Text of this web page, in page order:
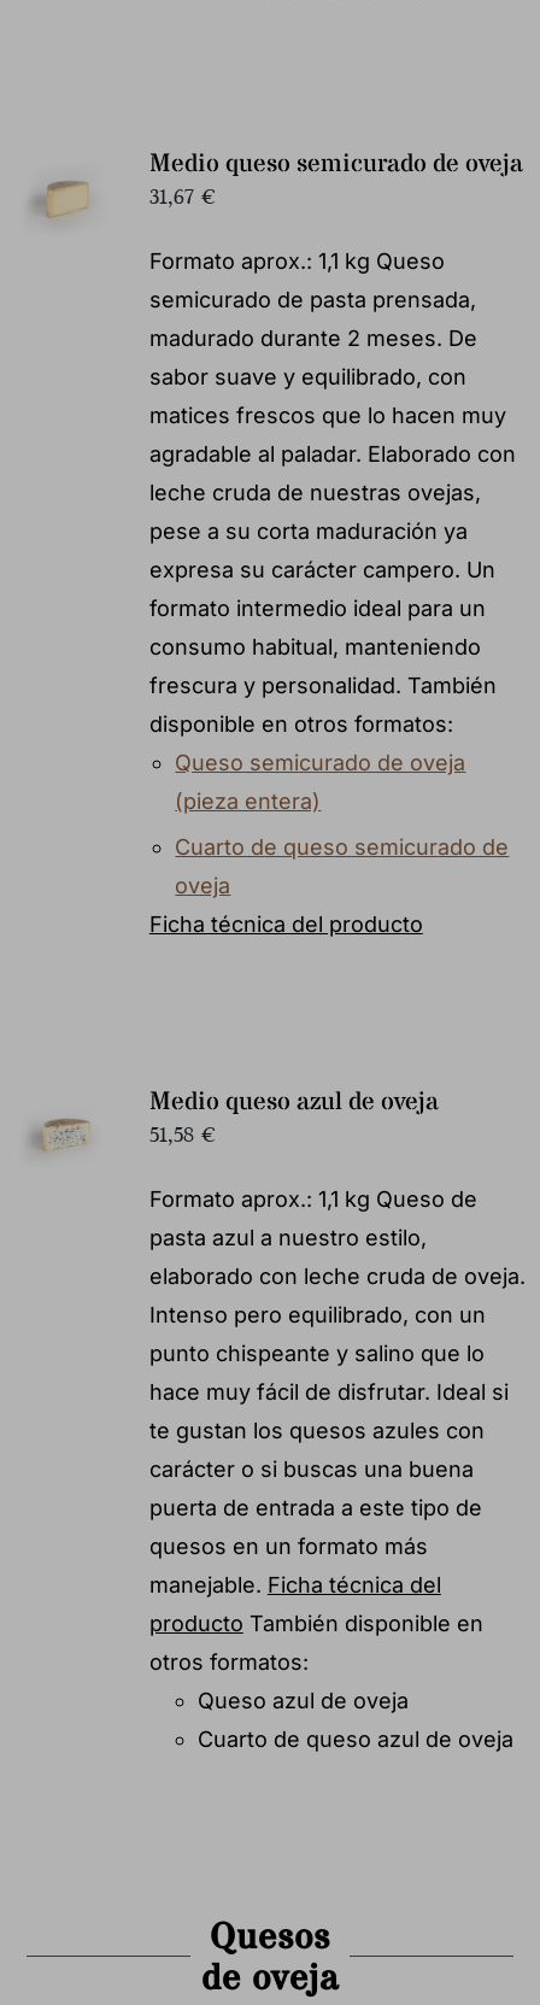
Medio queso semicurado de oveja
31,67 €
Formato aprox.: 1,1 kg Queso
semicurado de pasta prensada,
madurado durante 2 meses. De
sabor suave y equilibrado, con
matices frescos que lo hacen muy
agradable al paladar. Elaborado con
leche cruda de nuestras ovejas,
pese a su corta maduración ya
expresa su carácter campero. Un
formato intermedio ideal para un
consumo habitual, manteniendo
frescura y personalidad. También
disponible en otros formatos:
Queso semicurado de oveja
(pieza entera)
Cuarto de queso semicurado de
oveja
Ficha técnica del producto
Medio queso azul de oveja
51,58 €
Formato aprox.: 1,1 kg Queso de
pasta azul a nuestro estilo,
elaborado con leche cruda de oveja.
Intenso pero equilibrado, con un
punto chispeante y salino que lo
hace muy fácil de disfrutar. Ideal si
te gustan los quesos azules con
carácter o si buscas una buena
puerta de entrada a este tipo de
quesos en un formato más
manejable. Ficha técnica del
producto También disponible en
otros formatos:
Queso azul de oveja
Cuarto de queso azul de oveja
Quesos
de oveja